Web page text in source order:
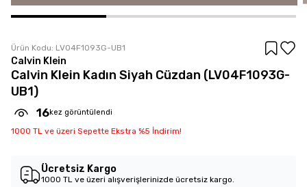
Ürün Kodu: LV04F1093G-UB1
Calvin Klein
Calvin Klein Kadın Siyah Cüzdan (LV04F1093G-
UB1)
16kez görüntülendi
1000 TL ve üzeri Sepette Ekstra %5 İndirim!
Ücretsiz Kargo
1000 TL ve üzeri alışverişlerinizde ücretsiz kargo.